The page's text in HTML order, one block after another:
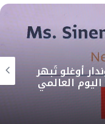
ن
ت
ق
ر
ا
م
k
o
أوغلو تُبهر
العالمي